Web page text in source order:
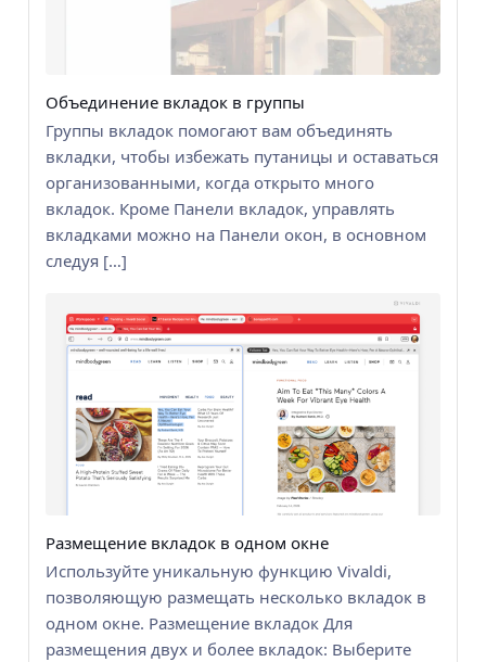
Объединение вкладок в группы
Группы вкладок помогают вам объединять
вкладки, чтобы избежать путаницы и оставаться
организованными, когда открыто много
вкладок. Кроме Панели вкладок, управлять
вкладками можно на Панели окон, в основном
следуя […]
Размещение вкладок в одном окне
Используйте уникальную функцию Vivaldi,
позволяющую размещать несколько вкладок в
одном окне. Размещение вкладок Для
размещения двух и более вкладок: Выберите